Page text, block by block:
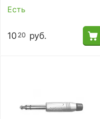
Есть
10 20 руб.